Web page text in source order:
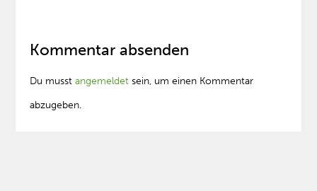
Kommentar absenden
Du musstangemeldet sein, um einen Kommentar
abzugeben.